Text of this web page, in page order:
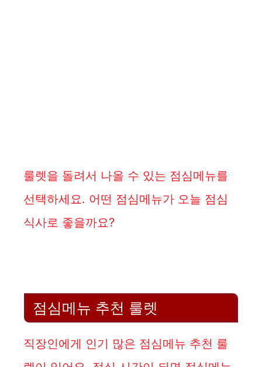
룰렛을 돌려서 나올 수 있는 점심메뉴를
선택하세요. 어떤 점심메뉴가 오늘 점심
식사로 좋을까요?
점심메뉴 추천 룰렛
직장인에게 인기 많은 점심메뉴 추천 룰